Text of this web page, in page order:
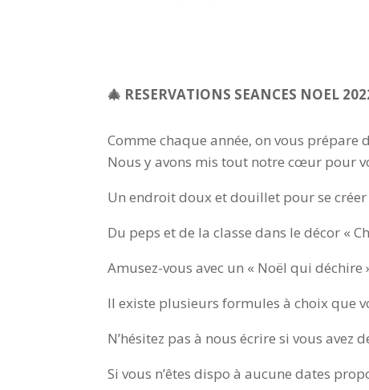
🎄 RESERVATIONS SEANCES NOEL
Comme chaque année, on vous prépare
Nous y avons mis tout notre cœur pour
Un endroit doux et douillet pour se
Du peps et de la classe dans le décor «
Amusez-vous avec un « Noël qui déchire
Il existe plusieurs formules à choix que
N’hésitez pas à nous écrire si vous
Si vous n’êtes dispo à aucune dates